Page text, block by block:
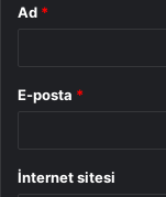
Ad *
E-posta *
İnternet sitesi